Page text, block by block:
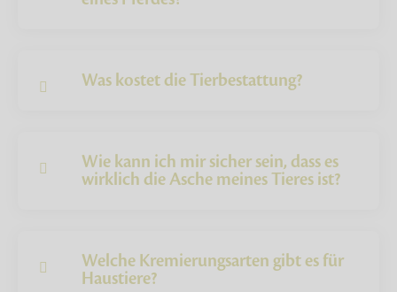
Was kostet die Tierbestattung?
Wie kann ich mir sicher sein, dass es
wirklich die Asche meines Tieres ist?
Welche Kremierungsarten gibt es für
Haustiere?